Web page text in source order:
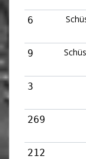
6
9
3
269
212